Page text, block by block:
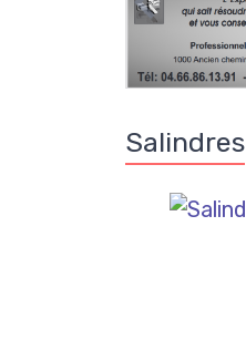
Salindres